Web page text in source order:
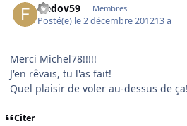
fredov59 Membres
Posté(e) le 2 décembre 201213 a
Merci Michel78!!!!!
J'en rêvais, tu l'as fait!
Quel plaisir de voler au-dessus de ça!
Citer